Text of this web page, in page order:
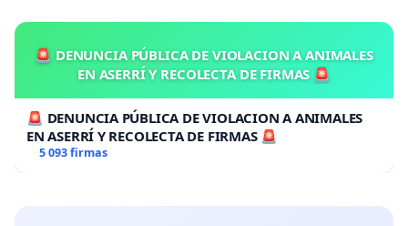
🚨 DENUNCIA PÚBLICA DE VIOLACION A ANIMALES
EN ASERRÍ Y RECOLECTA DE FIRMAS 🚨
🚨 DENUNCIA PÚBLICA DE VIOLACION A ANIMALES
EN ASERRÍ Y RECOLECTA DE FIRMAS 🚨
5 093 firmas